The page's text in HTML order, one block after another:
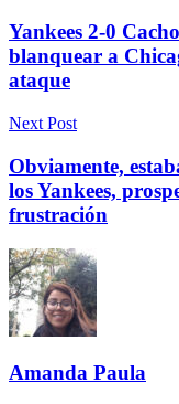
Yankees 2-0
blanquear a
ataque
Next Post
Obviamente,
los Yankees,
frustración
Amanda Paula